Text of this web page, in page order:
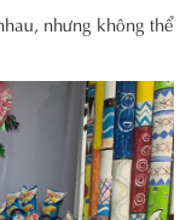
nhưng không thể